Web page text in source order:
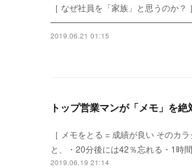
［ なぜ社員を「家族」と思
━━━━━━━━━━━━━━━━━━━「そも
2019.06.21 01:15
トップ営業マンが「メモ」を
［ メモをとる = 成績が良い そのカ
と、・20分後には42％忘れる・1時
2019.06.19 21:14